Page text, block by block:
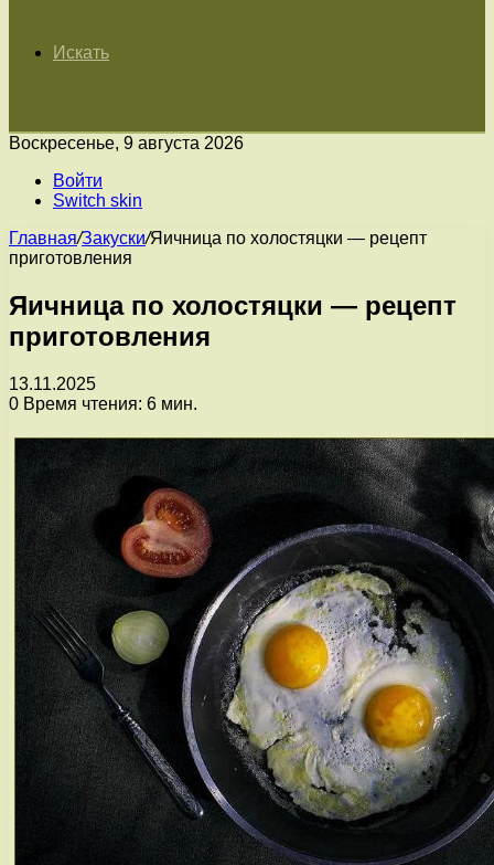
Искать
Воскресенье, 9 августа 2026
Войти
Switch skin
Главная/Закуски/Яичница по холостяцки — рецепт
приготовления
Яичница по холостяцки — рецепт
приготовления
13.11.2025
0 Время чтения: 6 мин.